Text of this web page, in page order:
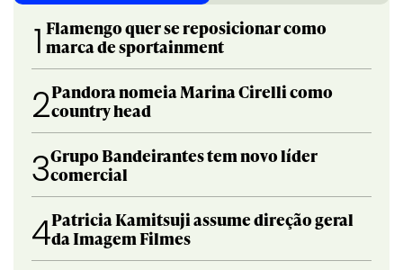
1 Flamengo quer se reposicionar como
marca de sportainment
2Pandora nomeia Marina Cirelli como
country head
3Grupo Bandeirantes tem novo líder
comercial
4Patricia Kamitsuji assume direção geral
da Imagem Filmes